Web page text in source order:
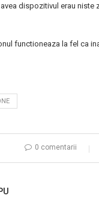
dispozitivul erau
functioneaza la fel ca
0 comentarii